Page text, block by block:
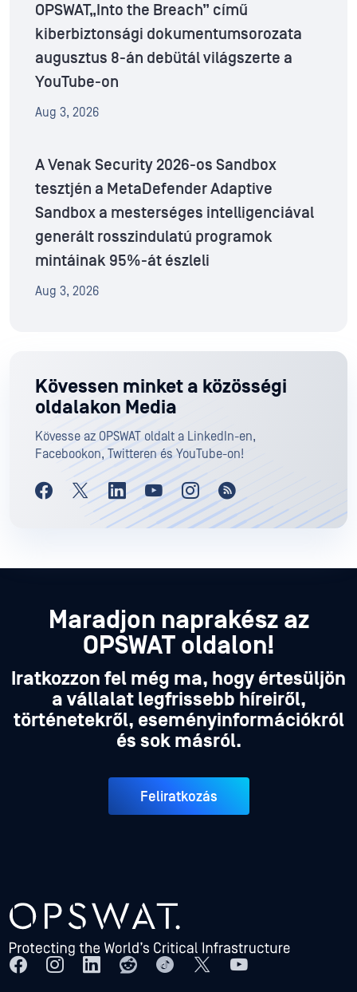
OPSWAT„Into the Breach” című
kiberbiztonsági dokumentumsorozata
augusztus 8-án debütál világszerte a
YouTube-on
Aug 3, 2026
A Venak Security 2026-os Sandbox
tesztjén a MetaDefender Adaptive
Sandbox a mesterséges intelligenciával
generált rosszindulatú programok
mintáinak 95%-át észleli
Aug 3, 2026
Kövessen minket a közösségi
oldalakon Media
Kövesse az OPSWAT oldalt a LinkedIn-en,
Facebookon, Twitteren és YouTube-on!
Maradjon naprakész az
OPSWAT oldalon!
Iratkozzon fel még ma, hogy értesüljön
a vállalat legfrissebb híreiről,
történetekről, eseményinformációkról
és sok másról.
Feliratkozás